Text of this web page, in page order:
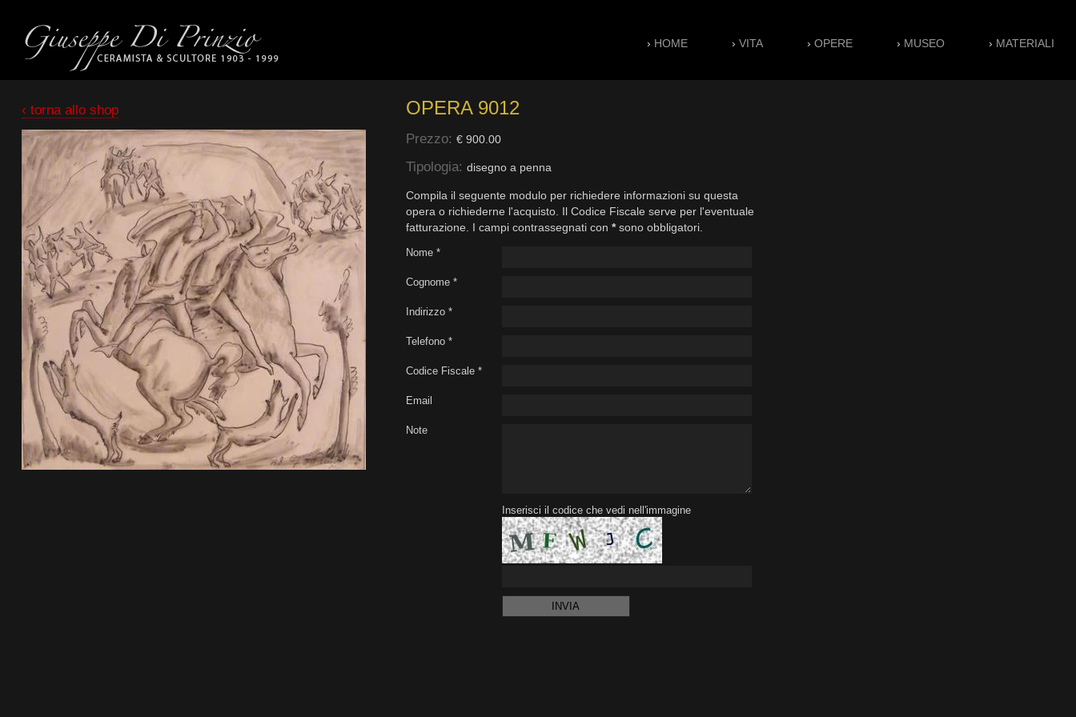
› HOME ›VITA ›OPERE › MUSEO › MATERIALI
‹ torna allo shop OPERA 9012
Prezzo: € 900.00
Tipologia: disegno a penna
Compila il seguente modulo per richiedere informazioni su questa
opera o richiederne l'acquisto. Il Codice Fiscale serve per l'eventuale
fatturazione. I campi contrassegnati con *sono obbligatori.
Nome *
Cognome *
Indirizzo *
Telefono *
Codice Fiscale *
Email
Note
Inserisci il codice che vedi nell'immagine